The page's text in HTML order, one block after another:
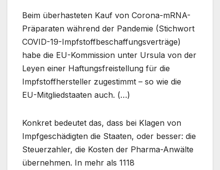
Beim überhasteten Kauf von Corona-mRNA-
Präparaten während der Pandemie (Stichwort
COVID-19-Impfstoffbeschaffungsverträge)
habe die EU-Kommission unter Ursula von der
Leyen einer Haftungsfreistellung für die
Impfstoffhersteller zugestimmt – so wie die
EU-Mitgliedstaaten auch. (…)
Konkret bedeutet das, dass bei Klagen von
Impfgeschädigten die Staaten, oder besser: die
Steuerzahler, die Kosten der Pharma-Anwälte
übernehmen. In mehr als 1118